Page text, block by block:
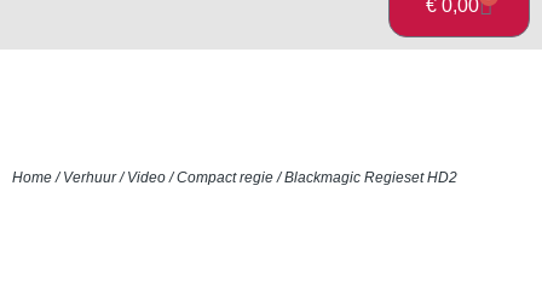
€ 0,00
Home/Verhuur/Video/Compact regie/ Blackmagic Regieset HD2